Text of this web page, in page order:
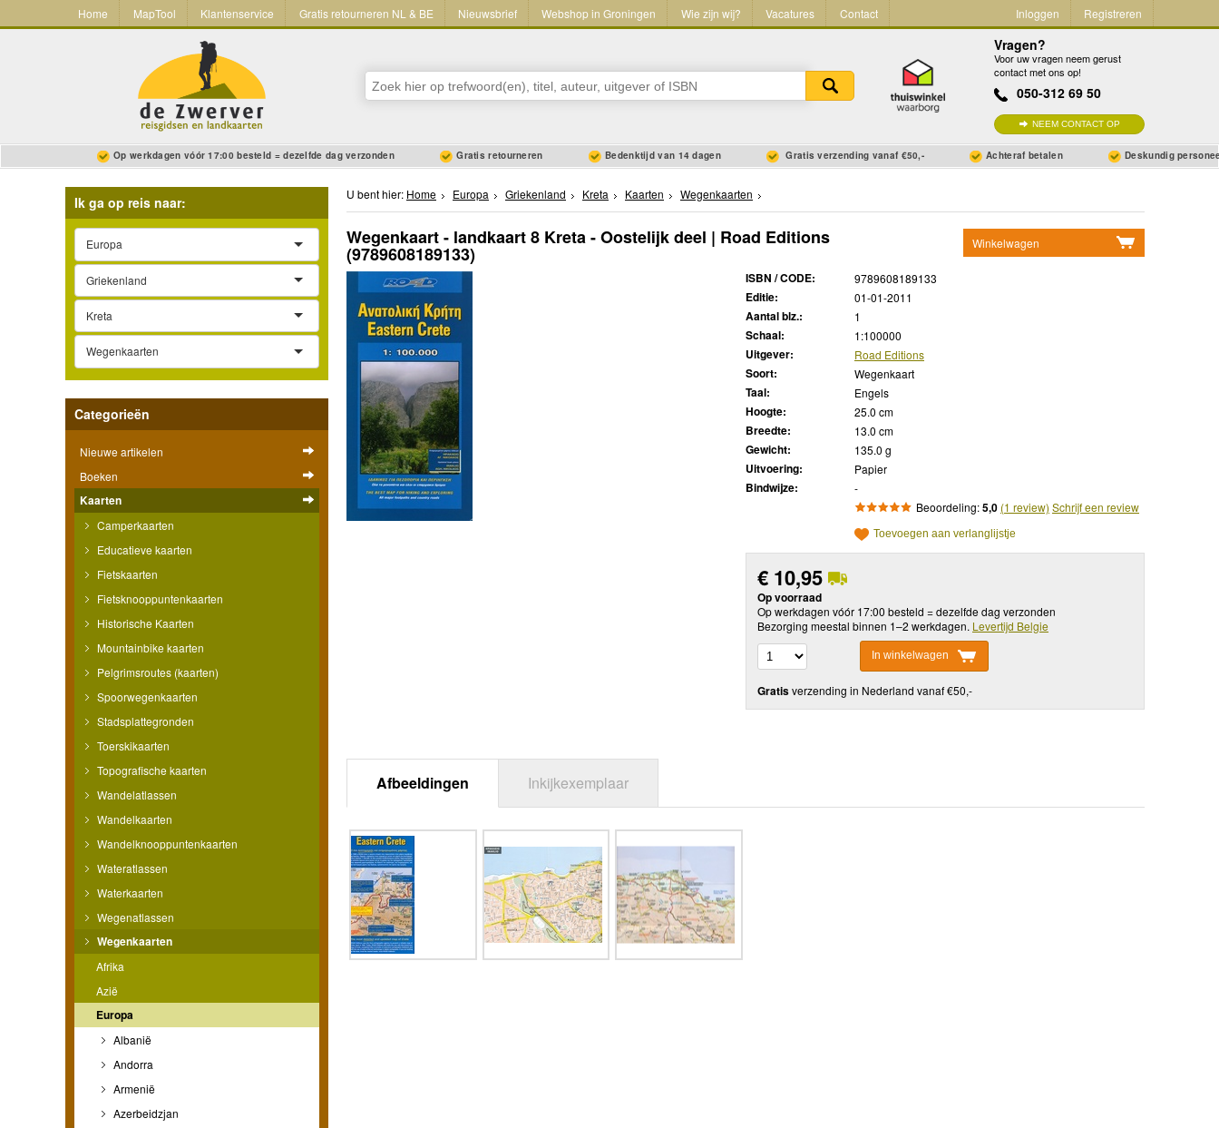
Home MapTool Klantenservice Gratis retourneren NL & BE Nieuwsbrief Webshop in Groningen Wie zijn wij? Vacatures Contact Inloggen Registreren
Vragen?
Voor uw vragen neem gerust
contact met ons op!
050-312 69 50
NEEM CONTACT OP
Op werkdagen vóór 17:00 besteld = dezelfde dag verzonden Gratis retourneren Bedenktijd van 14 dagen Gratis verzending vanaf €50,- Achteraf betalen Deskundig
Ik ga op reis naar:
Europa
Griekenland
Kreta
Wegenkaarten
Categorieën
Nieuwe artikelen
Boeken
Kaarten
Camperkaarten
Educatieve kaarten
Fietskaarten
Fietsknooppuntenkaarten
Historische Kaarten
Mountainbike kaarten
Pelgrimsroutes (kaarten)
Spoorwegenkaarten
Stadsplattegronden
Toerskikaarten
Topografische kaarten
Wandelatlassen
Wandelkaarten
Wandelknooppuntenkaarten
Wateratlassen
Waterkaarten
Wegenatlassen
Wegenkaarten
Afrika
Azië
Europa
Albanië
Andorra
Armenië
Azerbeidzjan
U bent hier: Home Europa Griekenland Kreta Kaarten Wegenkaarten
Winkelwagen
Wegenkaart - landkaart 8 Kreta - Oostelijk deel | Road Editions
(9789608189133)
ISBN / CODE: 9789608189133
Editie: 01-01-2011
Aantal blz.: 1
Schaal: 1:100000
Uitgever: Road Editions
Soort: Wegenkaart
Taal: Engels
Hoogte: 25.0 cm
Breedte: 13.0 cm
Gewicht: 135.0 g
Uitvoering: Papier
Bindwijze:
-
Beoordeling:5,0 (1 review) Schrijf een review
Toevoegen aan verlanglijstje
€ 10,95
Op voorraad
Op werkdagen vóór 17:00 besteld = dezelfde dag verzonden
Bezorging meestal binnen 1–2 werkdagen. Levertijd Belgie
In winkelwagen
Gratisverzending in Nederland vanaf €50,-
Afbeeldingen Inkijkexemplaar